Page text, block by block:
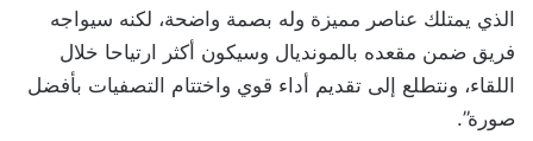
الذي يمتلك عناصر مميزة وله بصمة واضحة، لكنه سيواجه
فريق ضمن مقعده بالمونديال وسيكون أكثر ارتياحا خلال
اللقاء، ونتطلع إلى تقديم أداء قوي واختتام التصفيات بأفضل
صورة”.